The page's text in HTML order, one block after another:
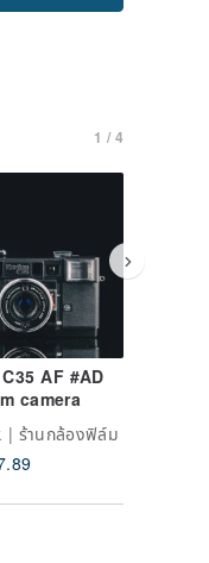
1 / 4
AF #AD
camera
| ร้านกล้องฟิล์ม